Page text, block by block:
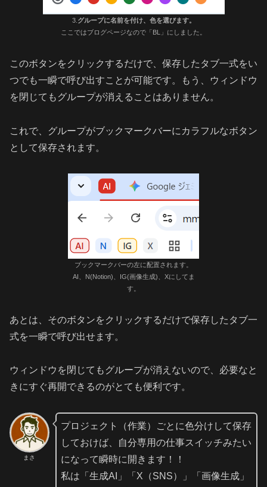
3. グループに名前を付け、色を選びます。
ここではブログページなので「BL」にしました。
このボタンをクリックするだけで、保存したタブ一式をい
つでも一瞬で呼び出すことが可能です。もう、ウィンドウ
を閉じてもグループが消えることはありません。
これで、グループがブックマークバーにカラフルなボタン
として保存されます。
ブックマークバーの左に配置されます。
AI、N(Notion)、IG(画像生成)、Xにしてま
す。
あとは、そのボタンをクリックするだけで保存したタブ一
式を一瞬で呼び出せます。
ウィンドウを閉じてもグループが消えないので、必要なと
きにすぐ再開できるのがとても便利です。
まさ
プロジェクト（作業）ごとに色分けして保存
しておけば、自分専用の仕事スイッチみたい
になって瞬時に開きます！！
私は「生成AI」「X（SNS）」「画像生成」